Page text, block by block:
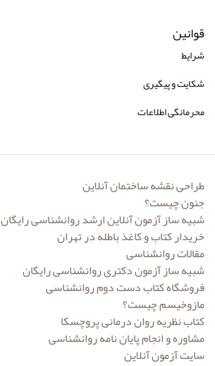
قوانین
شرایط
شکایت و پیگیری
محرمانگی اطلاعات
طراحی نقشه ساختمان آنلاین
جنون چیست؟
شبیه ساز آزمون آنلاین ارشد روانشناسی رایگان
خریدار کتاب و کاغذ باطله در تهران
مقالات روانشناسی
شبیه ساز آزمون دکتری روانشناسی رایگان
فروشگاه کتاب دست دوم روانشناسی
مازوخیسم چیست؟
کتاب نظریه روان درمانی پروچسکا
مشاوره و انجام پایان نامه روانشناسی
سایت آزمون آنلاین